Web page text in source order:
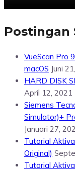
Postingan
VueScan Pro
macOS Juni
HARD DISK
April 12, 2021
Siemens
Simulator)+
Januari 27,
Tutorial
Original)
Tutorial